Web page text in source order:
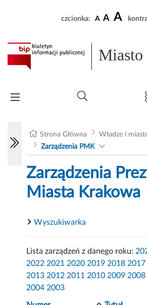
czcionka: A A A
Strona Główna Władze i
Zarządzenia PMK
Zarządzenia
Miasta Krakowa
Wyszukiwarka
Lista zarządzeń z danego roku:
2022 2021 2020 2019 2018 2017
2013 2012 2011 2010 2009 2008
2004 2003